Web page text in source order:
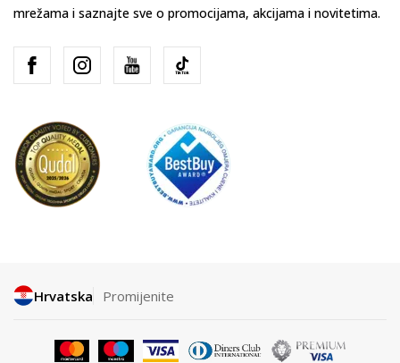
mrežama i saznajte sve o promocijama, akcijama i novitetima.
Hrvatska Promijenite